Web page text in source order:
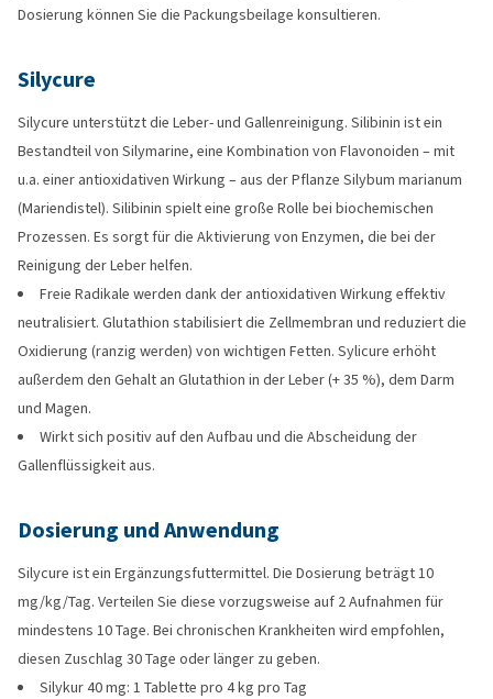
Dosierung können Sie die Packungsbeilage konsultieren.
Silycure
Silycure unterstützt die Leber- und Gallenreinigung. Silibinin ist ein
Bestandteil von Silymarine, eine Kombination von Flavonoiden – mit
u.a. einer antioxidativen Wirkung – aus der Pflanze Silybum marianum
(Mariendistel). Silibinin spielt eine große Rolle bei biochemischen
Prozessen. Es sorgt für die Aktivierung von Enzymen, die bei der
Reinigung der Leber helfen.
Freie Radikale werden dank der antioxidativen Wirkung effektiv
neutralisiert. Glutathion stabilisiert die Zellmembran und reduziert die
Oxidierung (ranzig werden) von wichtigen Fetten. Sylicure erhöht
außerdem den Gehalt an Glutathion in der Leber (+ 35 %), dem Darm
und Magen.
Wirkt sich positiv auf den Aufbau und die Abscheidung der
Gallenflüssigkeit aus.
Dosierung und Anwendung
Silycure ist ein Ergänzungsfuttermittel. Die Dosierung beträgt 10
mg/kg/Tag. Verteilen Sie diese vorzugsweise auf 2 Aufnahmen für
mindestens 10 Tage. Bei chronischen Krankheiten wird empfohlen,
diesen Zuschlag 30 Tage oder länger zu geben.
Silykur 40 mg: 1 Tablette pro 4 kg pro Tag